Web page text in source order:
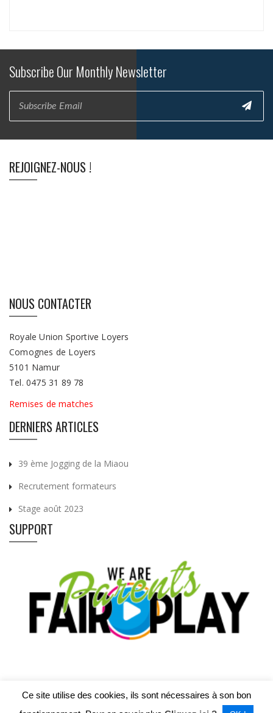
Subscribe Our Monthly Newsletter
REJOIGNEZ-NOUS !
NOUS CONTACTER
Royale Union Sportive Loyers
Comognes de Loyers
5101 Namur
Tel. 0475 31 89 78
Remises de matches
DERNIERS ARTICLES
39 ème Jogging de la Miaou
Recrutement formateurs
Stage août 2023
SUPPORT
©2022 RUS Loyers | Designed by Be Quiet Digital Marketing
Ce site utilise des cookies, ils sont nécessaires à son bon